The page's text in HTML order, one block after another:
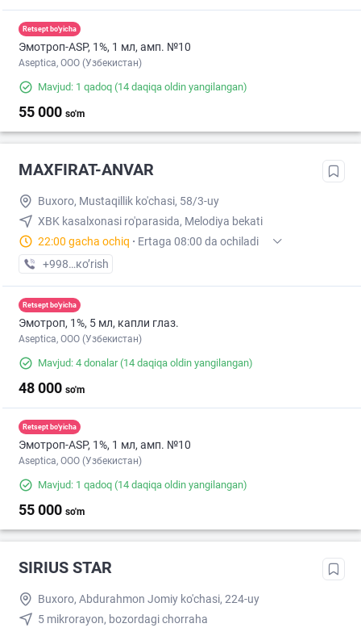
Retsept bo'yicha
Эмотроп-ASР, 1%, 1 мл, амп. №10
Aseptica, ООО (Узбекистан)
Mavjud: 1 qadoq (14 daqiqa oldin yangilangan)
55 000 so'm
MAXFIRAT-ANVAR
Buxoro, Mustaqillik ko'chasi, 58/3-uy
XBK kasalxonasi ro'parasida, Melodiya bekati
22:00 gacha ochiq · Ertaga 08:00 da ochiladi
+998 (95) XXX-XX-XX
кo’rish
Retsept bo'yicha
Эмотроп, 1%, 5 мл, капли глаз.
Aseptica, ООО (Узбекистан)
Mavjud: 4 donalar(14 daqiqa oldin yangilangan)
48 000 so'm
Retsept bo'yicha
Эмотроп-ASР, 1%, 1 мл, амп. №10
Aseptica, ООО (Узбекистан)
Mavjud: 1 qadoq (14 daqiqa oldin yangilangan)
55 000 so'm
SIRIUS STAR
Buxoro, Abdurahmon Jomiy ko'chasi, 224-uy
5 mikrorayon, bozordagi chorraha